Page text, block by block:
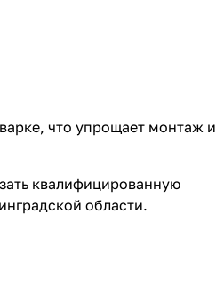
что упрощает монтаж и
квалифицированную
области.